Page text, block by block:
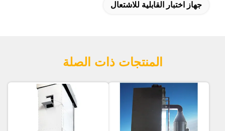
جهاز اختبار القابلية للاشتعال
المنتجات ذات الصلة